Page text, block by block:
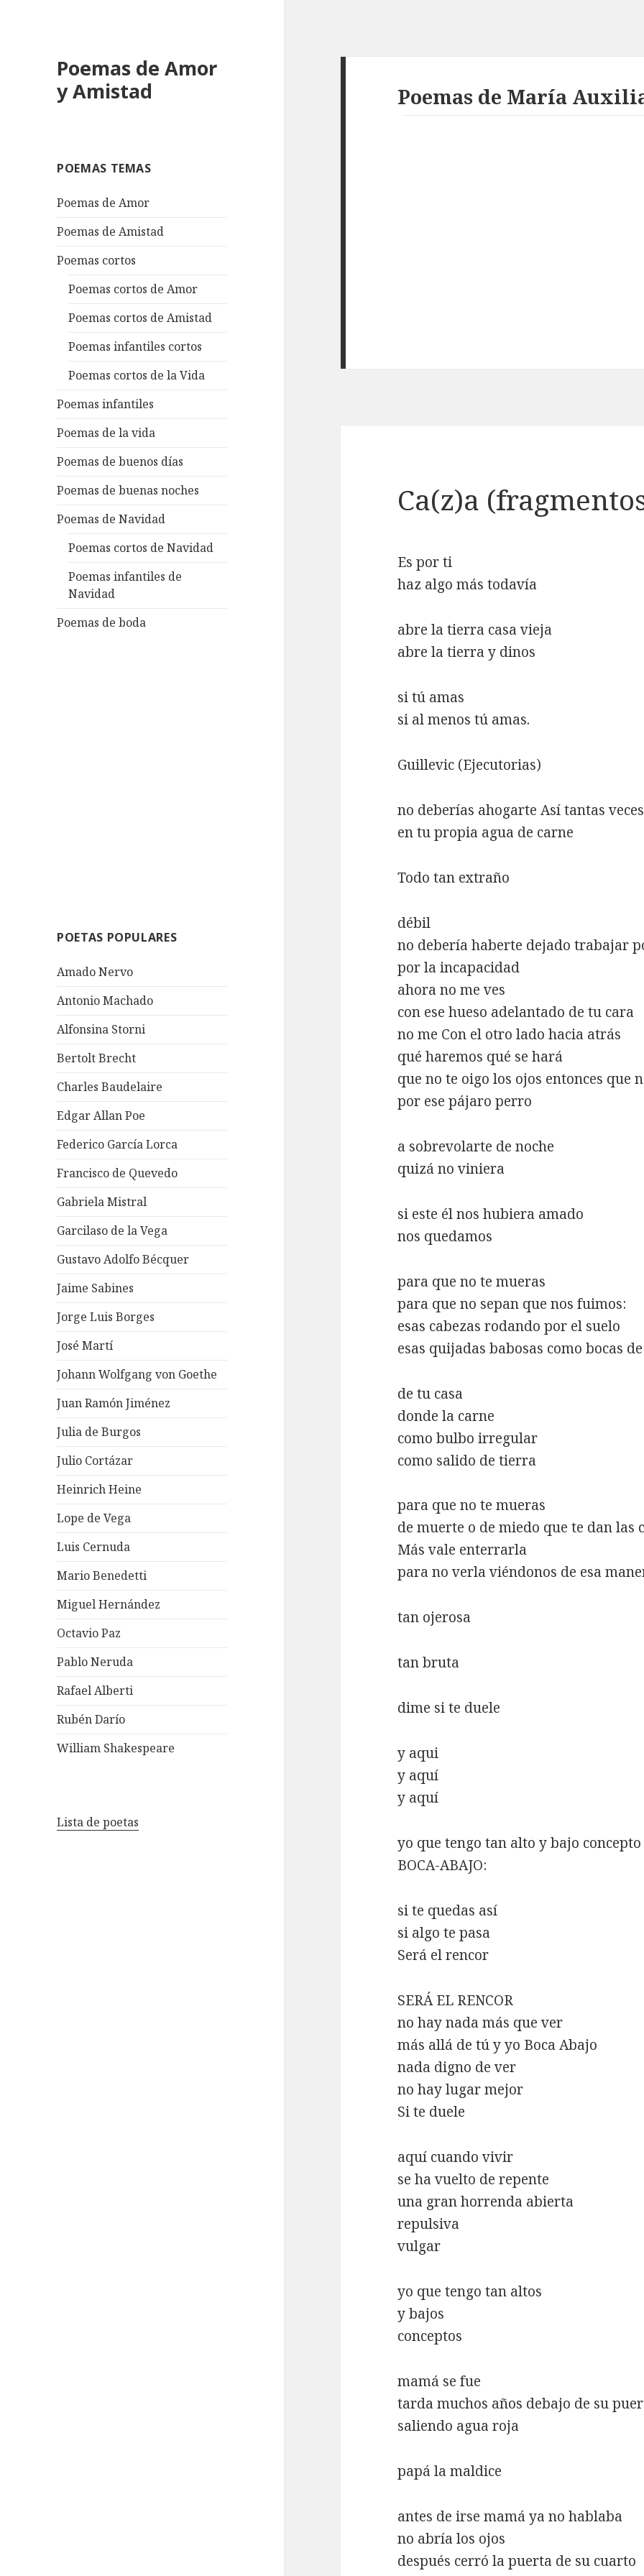
Poemas de Amor
y Amistad
POEMAS TEMAS
Poemas de Amor
Poemas de Amistad
Poemas cortos
Poemas cortos de Amor
Poemas cortos de Amistad
Poemas infantiles cortos
Poemas cortos de la Vida
Poemas infantiles
Poemas de la vida
Poemas de buenos días
Poemas de buenas noches
Poemas de Navidad
Poemas cortos de Navidad
Poemas infantiles de
Navidad
Poemas de boda
POETAS POPULARES
Amado Nervo
Antonio Machado
Alfonsina Storni
Bertolt Brecht
Charles Baudelaire
Edgar Allan Poe
Federico García Lorca
Francisco de Quevedo
Gabriela Mistral
Garcilaso de la Vega
Gustavo Adolfo Bécquer
Jaime Sabines
Jorge Luis Borges
José Martí
Johann Wolfgang von Goethe
Juan Ramón Jiménez
Julia de Burgos
Julio Cortázar
Heinrich Heine
Lope de Vega
Luis Cernuda
Mario Benedetti
Miguel Hernández
Octavio Paz
Pablo Neruda
Rafael Alberti
Rubén Darío
William Shakespeare
Lista de poetas
Poemas de María
Ca(z)a
Es por ti
haz algo más todavía
abre la tierra casa vieja
abre la tierra y dinos
si tú amas
si al menos tú amas.
Guillevic (Ejecutorias)
no deberías ahogarte Así tantas veces
en tu propia agua de carne
Todo tan extraño
débil
no debería haberte dejado trabajar
por la incapacidad
ahora no me ves
con ese hueso adelantado de tu cara
no me Con el otro lado hacia atrás
qué haremos qué se hará
que no te oigo los ojos entonces que
por ese pájaro perro
a sobrevolarte de noche
quizá no viniera
si este él nos hubiera amado
nos quedamos
para que no te mueras
para que no sepan que nos fuimos:
esas cabezas rodando por el suelo
esas quijadas babosas como bocas
de tu casa
donde la carne
como bulbo irregular
como salido de tierra
para que no te mueras
de muerte o de miedo que te dan las
Más vale enterrarla
para no verla viéndonos de esa
tan ojerosa
tan bruta
dime si te duele
y aqui
y aquí
y aquí
yo que tengo tan alto y bajo
BOCA-ABAJO:
si te quedas así
si algo te pasa
Será el rencor
SERÁ EL RENCOR
no hay nada más que ver
más allá de tú y yo Boca Abajo
nada digno de ver
no hay lugar mejor
Si te duele
aquí cuando vivir
se ha vuelto de repente
una gran horrenda abierta
repulsiva
vulgar
yo que tengo tan altos
y bajos
conceptos
mamá se fue
tarda muchos años debajo de su
saliendo agua roja
papá la maldice
antes de irse mamá ya no hablaba
no abría los ojos
después cerró la puerta de su cuarto